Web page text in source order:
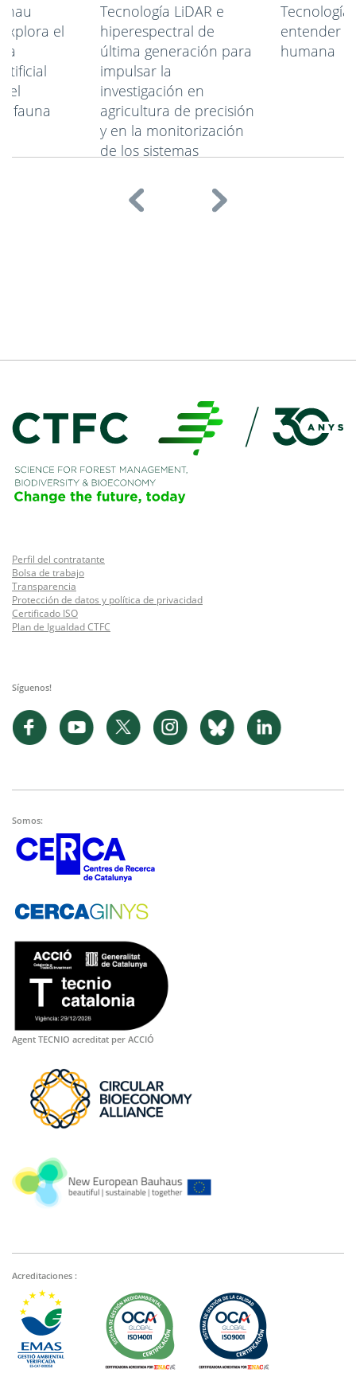
el
el
fauna
Tecnología LiDAR e
hiperespectral de
última generación para
impulsar la
investigación en
agricultura de precisión
y en la monitorización
de los sistemas
Tecnología
entender
humana
Perfil del contratante
Bolsa de trabajo
Transparencia
Protección de datos y política de privacidad
Certificado ISO
Plan de Igualdad CTFC
Síguenos!
Somos:
Agent TECNIO acreditat per ACCIÓ
Acreditaciones :